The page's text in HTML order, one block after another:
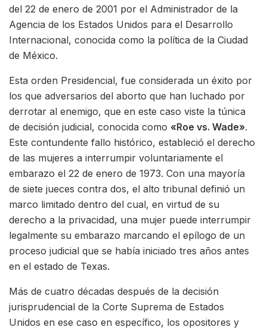
del 22 de enero de 2001 por el Administrador de la
Agencia de los Estados Unidos para el Desarrollo
Internacional, conocida como la política de la Ciudad
de México.
Esta orden Presidencial, fue considerada un éxito por
los que adversarios del aborto que han luchado por
derrotar al enemigo, que en este caso viste la túnica
de decisión judicial, conocida como «Roe vs. Wade».
Este contundente fallo histórico, estableció el derecho
de las mujeres a interrumpir voluntariamente el
embarazo el 22 de enero de 1973. Con una mayoría
de siete jueces contra dos, el alto tribunal definió un
marco limitado dentro del cual, en virtud de su
derecho a la privacidad, una mujer puede interrumpir
legalmente su embarazo marcando el epílogo de un
proceso judicial que se había iniciado tres años antes
en el estado de Texas.
Más de cuatro décadas después de la decisión
jurisprudencial de la Corte Suprema de Estados
Unidos en ese caso en específico, los opositores y